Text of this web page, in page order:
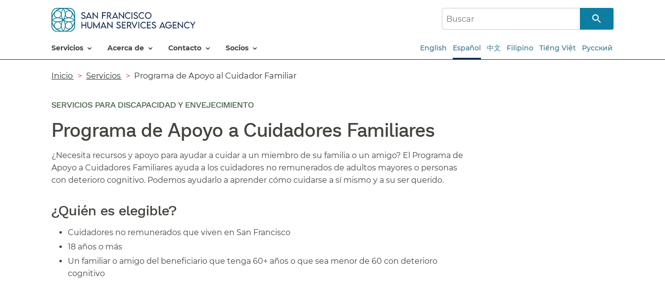
servicios​​ acerca de​​ contacto​​ socios​​ English Español 中文 Filipino Tiếng Việt Русский
Ruta
navegación​​
Inicio​​ Servicios​​ Programa de Apoyo al Cuidador Familiar​​
SERVICIOS PARA DISCAPACIDAD Y ENVEJECIMIENTO
Programa de Apoyo a Cuidadores Familiares​​
¿Necesita recursos y apoyo para ayudar a cuidar a un miembro de su familia o un amigo? El Programa de
Apoyo a Cuidadores Familiares ayuda a los cuidadores no remunerados de adultos mayores o personas
con deterioro cognitivo. Podemos ayudarlo a aprender cómo cuidarse a sí mismo y a su ser querido.​​
¿Quién es elegible?​​
Cuidadores no remunerados que viven en San Francisco​​
18 años o más​​
Un familiar o amigo del beneficiario que tenga 60+ años o que sea menor de 60 con deterioro
cognitivo​​